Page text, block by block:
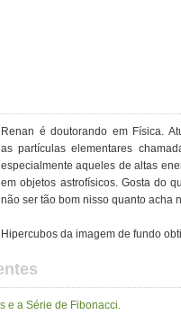
Renan é doutorando em Física.
as partículas elementares
especialmente aqueles de altas
em objetos astrofísicos. Gosta do
não ser tão bom nisso quanto acha
Hipercubos da imagem de fundo
e a Série de Fibonacci.